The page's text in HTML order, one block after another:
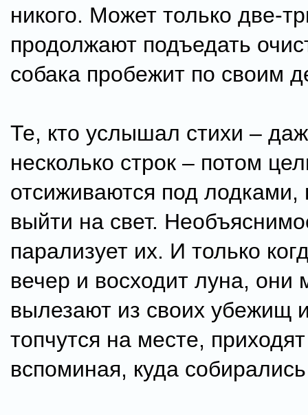
никого. Может только две-
продолжают подъедать
собака пробежит по своим
Те, кто услышал стихи –
несколько строк – потом
отсиживаются под лодками,
выйти на свет.
парализует их. И только
вечер и восходит луна, они
вылезают из своих убежищ
топчутся на месте,
вспоминая, куда